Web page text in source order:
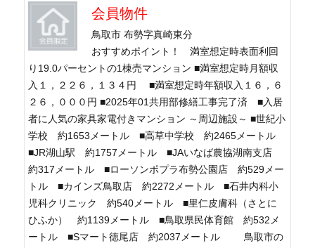
会員物件
鳥取市 布勢字真崎東分
おすすめポイント！ 満室想定時表面利回
り19.0パーセントの1棟売マンション ■満室想定時月額収
入１，２２６，１３４円 ■満室想定時年額収入１６，６
２６，０００円 ■2025年01共用部修繕工事完了済 ■入居
者に人気の家具家電付きマンション ～周辺施設～ ■世紀小
学校 約1653メートル ■高草中学校 約2465メートル
■JR湖山駅 約1757メートル ■JAいなば農協湖南支店
約317メートル ■ローソンポプラ布勢公園店 約529メー
トル ■カインズ鳥取店 約2272メートル ■石井内科小
児科クリニック 約540メートル ■里仁皮膚科（さとに
ひふか） 約1139メートル ■鳥取県民体育館 約532メ
ートル ■Sマート徳尾店 約2037メートル 鳥取市の